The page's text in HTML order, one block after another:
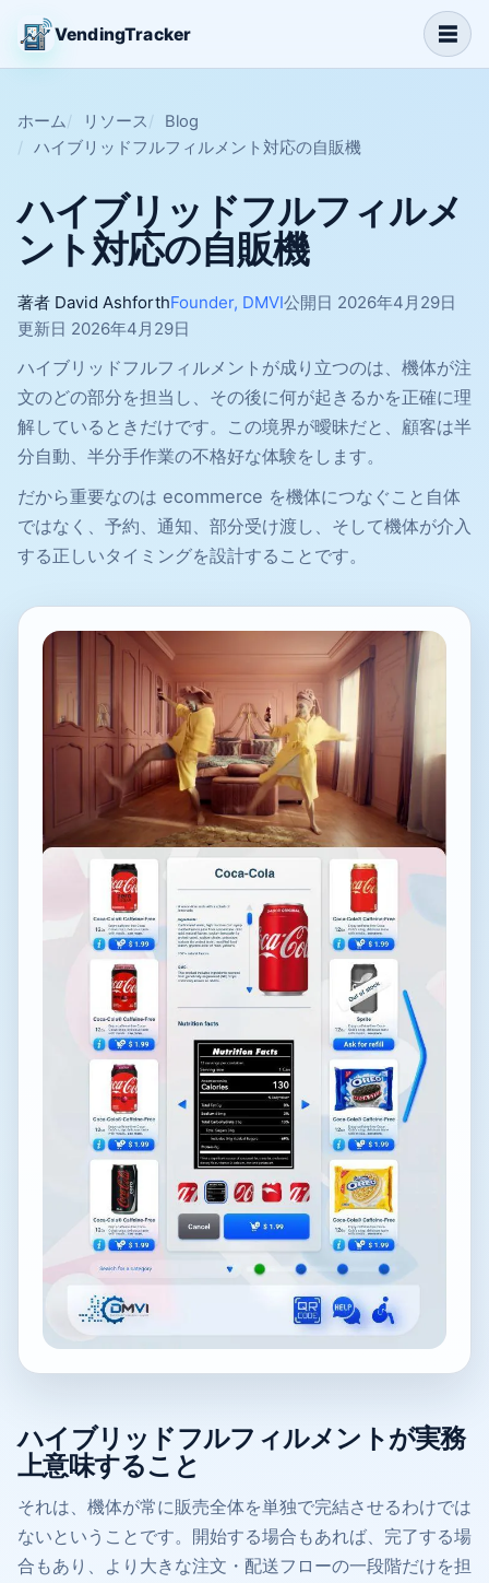
VendingTracker ☰
ホーム リソース
Blog
ハイブリッドフルフィルメント対応の自販機
ハイブリッドフルフィルメ
ント対応の自販機
著者 David AshforthFounder, DMVI公開日 2026年4月29日
更新日 2026年4月29日
ハイブリッドフルフィルメントが成り立つのは、機体が注
文のどの部分を担当し、その後に何が起きるかを正確に理
解しているときだけです。この境界が曖昧だと、顧客は半
分自動、半分手作業の不格好な体験をします。
だから重要なのは ecommerce を機体につなぐこと自体
ではなく、予約、通知、部分受け渡し、そして機体が介入
する正しいタイミングを設計することです。
ハイブリッドフルフィルメントが実務
上意味すること
それは、機体が常に販売全体を単独で完結させるわけでは
ないということです。開始する場合もあれば、完了する場
合もあり、より大きな注文・配送フローの一段階だけを担